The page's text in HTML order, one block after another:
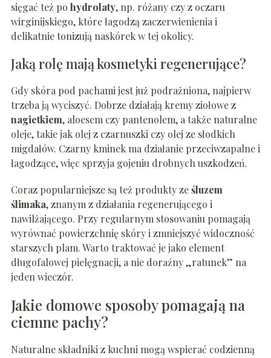
sięgać też po hydrolaty, np. różany czy z oczaru
wirginijskiego, które łagodzą zaczerwienienia i
delikatnie tonizują naskórek w tej okolicy.
Jaką rolę mają kosmetyki regenerujące?
Gdy skóra pod pachami jest już podrażniona, najpierw
trzeba ją wyciszyć. Dobrze działają kremy ziołowe z
nagietkiem, aloesem czy pantenolem, a także naturalne
oleje, takie jak olej z czarnuszki czy olej ze słodkich
migdałów. Czarny kminek ma działanie przeciwzapalne i
łagodzące, więc sprzyja gojeniu drobnych uszkodzeń.
Coraz popularniejsze są też produkty ześluzem
ślimaka, znanym z działania regenerującego i
nawilżającego. Przy regularnym stosowaniu pomagają
wyrównać powierzchnię skóry i zmniejszyć widoczność
starszych plam. Warto traktować je jako element
długofalowej pielęgnacji, a nie doraźny „ratunek” na
jeden wieczór.
Jakie domowe sposoby pomagają na
ciemne pachy?
Naturalne składniki z kuchni mogą wspierać codzienną